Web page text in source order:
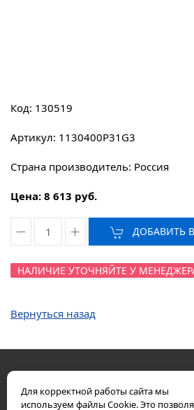
Код: 130519
Артикул: 1130400P31G3
Страна производитель: Россия
Цена: 8 613 руб.
ДОБАВИТЬ
НАЛИЧИЕ УТОЧНЯЙТЕ У
Вернуться назад
Двигатели ЯМЗ Контакты Гарантия
Для корректной работы сайта мы
используем файлы Cookie. Это